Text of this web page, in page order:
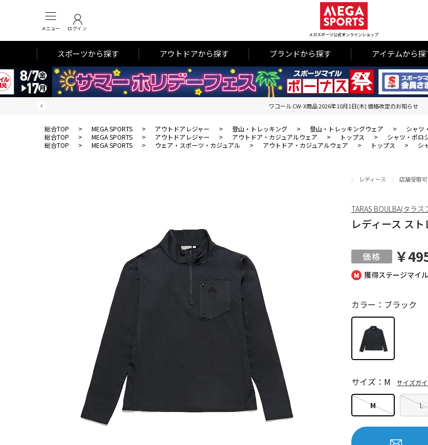
メニュー ログイン
メガスポーツ公式オンラインショップ
スポーツから探す アウトドアから探す ブランドから探す アイテムから探
ワコール CW-X商品 2026年10月1日(木) 価格改定のお知らせ
総合TOP > MEGA SPORTS > アウトドアレジャー > 登山・トレッキング > 登山・トレッキングウェア > シャツ
総合TOP
> MEGA SPORTS > アウトドアレジャー > アウトドア・カジュアルウェア > トップス > シャツ・ポロ
総合TOP
> MEGA SPORTS > ウェア・スポーツ・カジュアル > アウトドア・カジュアルウェア > トップス > シ
獲得ステージマイ
レディース 店舗受取
レディース ス
￥
カラー：ブラック
M L
サイズ：M サイズガ
TARAS BOULBA(タラス